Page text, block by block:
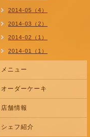
2014-05（4）
2014-03（2）
2014-02（1）
2014-01（1）
メニュー
オーダーケーキ
店舗情報
シェフ紹介